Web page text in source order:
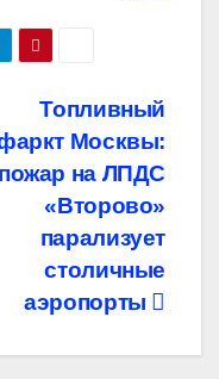
Топливный
Москвы:
пожар на ЛПДС
«Второво»
парализует
столичные
аэропорты